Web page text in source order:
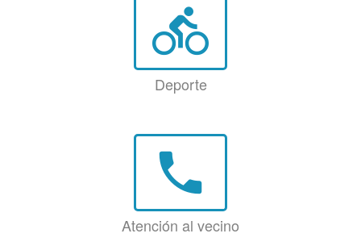
directions_bike
Deporte
phone
Atención al vecino